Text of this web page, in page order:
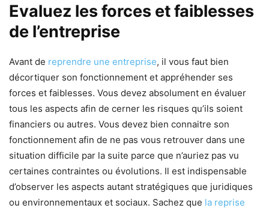
Evaluez les forces et faiblesses
de l’entreprise
Avant de reprendre une entreprise, il vous faut bien
décortiquer son fonctionnement et appréhender ses
forces et faiblesses. Vous devez absolument en évaluer
tous les aspects afin de cerner les risques qu’ils soient
financiers ou autres. Vous devez bien connaitre son
fonctionnement afin de ne pas vous retrouver dans une
situation difficile par la suite parce que n’auriez pas vu
certaines contraintes ou évolutions. Il est indispensable
d’observer les aspects autant stratégiques que juridiques
ou environnementaux et sociaux. Sachez que la reprise